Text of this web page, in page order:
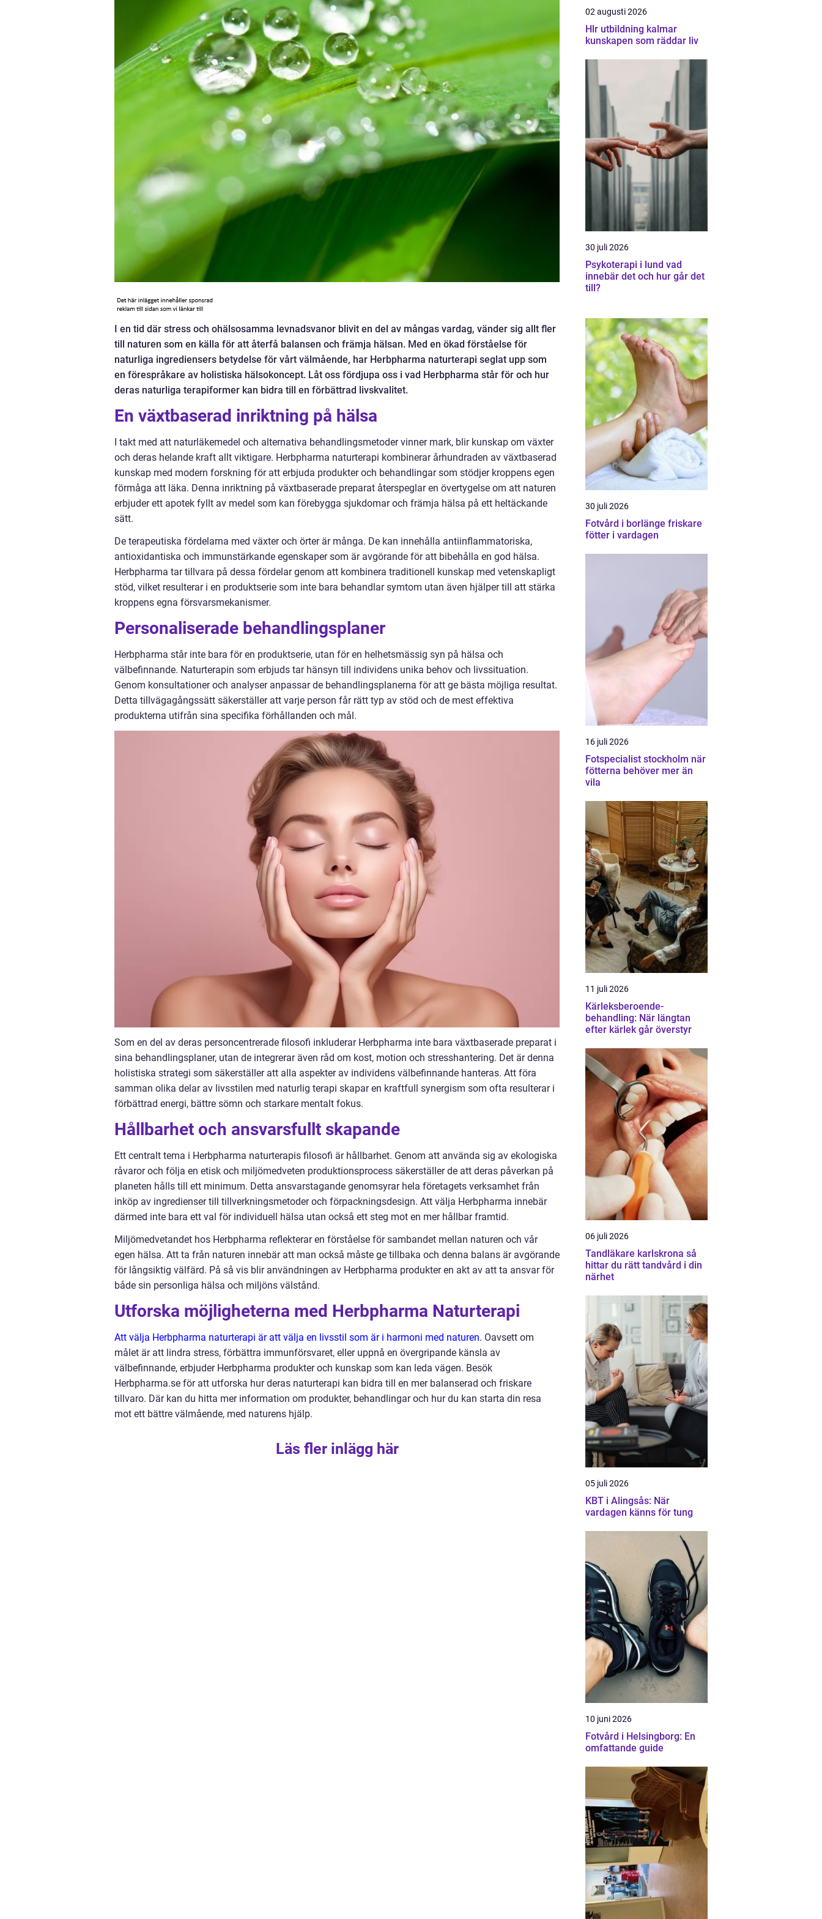
I en tid där stress och ohälsosamma levnadsvanor blivit en del av mångas vardag, vänder sig allt fler
till naturen som en källa för att återfå balansen och främja hälsan. Med en ökad förståelse för
naturliga ingrediensers betydelse för vårt välmående, har Herbpharma naturterapi seglat upp som
en förespråkare av holistiska hälsokoncept. Låt oss fördjupa oss i vad Herbpharma står för och hur
deras naturliga terapiformer kan bidra till en förbättrad livskvalitet.
En växtbaserad inriktning på hälsa
I takt med att naturläkemedel och alternativa behandlingsmetoder vinner mark, blir kunskap om växter
och deras helande kraft allt viktigare. Herbpharma naturterapi kombinerar århundraden av växtbaserad
kunskap med modern forskning för att erbjuda produkter och behandlingar som stödjer kroppens egen
förmåga att läka. Denna inriktning på växtbaserade preparat återspeglar en övertygelse om att naturen
erbjuder ett apotek fyllt av medel som kan förebygga sjukdomar och främja hälsa på ett heltäckande
sätt.
De terapeutiska fördelarna med växter och örter är många. De kan innehålla antiinflammatoriska,
antioxidantiska och immunstärkande egenskaper som är avgörande för att bibehålla en god hälsa.
Herbpharma tar tillvara på dessa fördelar genom att kombinera traditionell kunskap med vetenskapligt
stöd, vilket resulterar i en produktserie som inte bara behandlar symtom utan även hjälper till att stärka
kroppens egna försvarsmekanismer.
Personaliserade behandlingsplaner
Herbpharma står inte bara för en produktserie, utan för en helhetsmässig syn på hälsa och
välbefinnande. Naturterapin som erbjuds tar hänsyn till individens unika behov och livssituation.
Genom konsultationer och analyser anpassar de behandlingsplanerna för att ge bästa möjliga resultat.
Detta tillvägagångssätt säkerställer att varje person får rätt typ av stöd och de mest effektiva
produkterna utifrån sina specifika förhållanden och mål.
Som en del av deras personcentrerade filosofi inkluderar Herbpharma inte bara växtbaserade preparat i
sina behandlingsplaner, utan de integrerar även råd om kost, motion och stresshantering. Det är denna
holistiska strategi som säkerställer att alla aspekter av individens välbefinnande hanteras. Att föra
samman olika delar av livsstilen med naturlig terapi skapar en kraftfull synergism som ofta resulterar i
förbättrad energi, bättre sömn och starkare mentalt fokus.
Hållbarhet och ansvarsfullt skapande
Ett centralt tema i Herbpharma naturterapis filosofi är hållbarhet. Genom att använda sig av ekologiska
råvaror och följa en etisk och miljömedveten produktionsprocess säkerställer de att deras påverkan på
planeten hålls till ett minimum. Detta ansvarstagande genomsyrar hela företagets verksamhet från
inköp av ingredienser till tillverkningsmetoder och förpackningsdesign. Att välja Herbpharma innebär
därmed inte bara ett val för individuell hälsa utan också ett steg mot en mer hållbar framtid.
Miljömedvetandet hos Herbpharma reflekterar en förståelse för sambandet mellan naturen och vår
egen hälsa. Att ta från naturen innebär att man också måste ge tillbaka och denna balans är avgörande
för långsiktig välfärd. På så vis blir användningen av Herbpharma produkter en akt av att ta ansvar för
både sin personliga hälsa och miljöns välstånd.
Utforska möjligheterna med Herbpharma Naturterapi
Att välja Herbpharma naturterapi är att välja en livsstil som är i harmoni med naturen. Oavsett om
målet är att lindra stress, förbättra immunförsvaret, eller uppnå en övergripande känsla av
välbefinnande, erbjuder Herbpharma produkter och kunskap som kan leda vägen. Besök
Herbpharma.se för att utforska hur deras naturterapi kan bidra till en mer balanserad och friskare
tillvaro. Där kan du hitta mer information om produkter, behandlingar och hur du kan starta din resa
mot ett bättre välmående, med naturens hjälp.
Läs fler inlägg här
02 augusti 2026
Hlr utbildning kalmar
kunskapen som räddar liv
30 juli 2026
Psykoterapi i lund vad
innebär det och hur går det
till?
30 juli 2026
Fotvård i borlänge friskare
fötter i vardagen
16 juli 2026
Fotspecialist stockholm när
fötterna behöver mer än
vila
11 juli 2026
Kärleksberoende-
behandling: När längtan
efter kärlek går överstyr
06 juli 2026
Tandläkare karlskrona så
hittar du rätt tandvård i din
närhet
05 juli 2026
KBT i Alingsås: När
vardagen känns för tung
10 juni 2026
Fotvård i Helsingborg: En
omfattande guide